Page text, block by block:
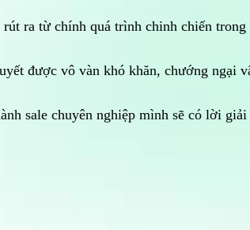
ra từ chính quá trình chinh chiến trong
được vô vàn khó khăn, chướng ngại
sale chuyên nghiệp mình sẽ có lời giải